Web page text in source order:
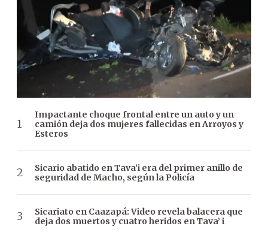
Impactante choque frontal entre un auto y un
camión deja dos mujeres fallecidas en Arroyos y
Esteros
Sicario abatido en Tava’i era del primer anillo de
seguridad de Macho, según la Policía
Sicariato en Caazapá: Video revela balacera que
deja dos muertos y cuatro heridos en Tava’ i